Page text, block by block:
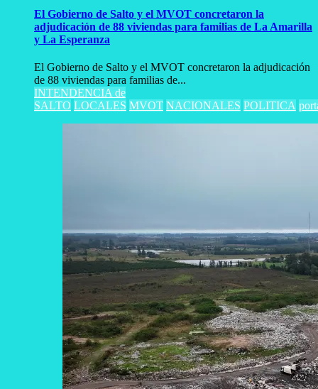
El Gobierno de Salto y el MVOT concretaron la
adjudicación de 88 viviendas para familias de La Amarilla
y La Esperanza
El Gobierno de Salto y el MVOT concretaron la adjudicación
de 88 viviendas para familias de...
INTENDENCIA de
SALTO LOCALES MVOT NACIONALES POLITICA